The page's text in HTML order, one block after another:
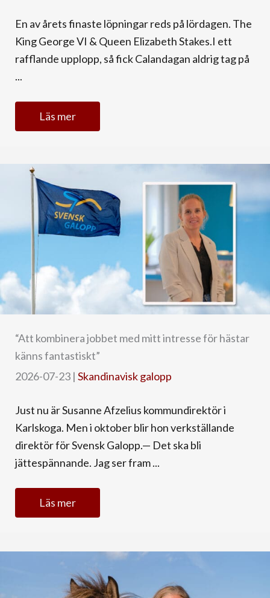
En av årets finaste löpningar reds på lördagen. The
King George VI & Queen Elizabeth Stakes.I ett
rafflande upplopp, så fick Calandagan aldrig tag på
...
Läs mer
“Att kombinera jobbet med mitt intresse för hästar
känns fantastiskt”
2026-07-23 | Skandinavisk galopp
Just nu är Susanne Afzelius kommundirektör i
Karlskoga. Men i oktober blir hon verkställande
direktör för Svensk Galopp.— Det ska bli
jättespännande. Jag ser fram ...
Läs mer